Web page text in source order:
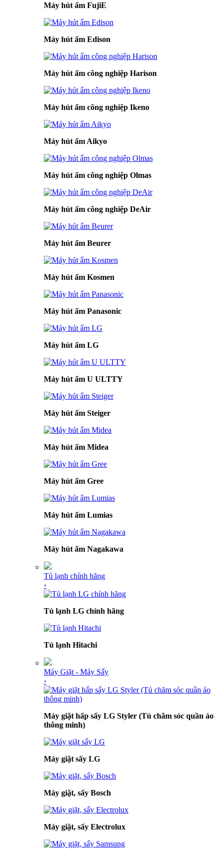
Máy hút ẩm FujiE
Máy hút ẩm Edison
Máy hút ẩm công nghiệp Harison
Máy hút ẩm công nghiệp Ikeno
Máy hút ẩm Aikyo
Máy hút ẩm công nghiệp Olmas
Máy hút ẩm công nghiệp DeAir
Máy hút ẩm Beurer
Máy hút ẩm Kosmen
Máy hút ẩm Panasonic
Máy hút ẩm LG
Máy hút ẩm U ULTTY
Máy hút ẩm Steiger
Máy hút ẩm Midea
Máy hút ẩm Gree
Máy hút ẩm Lumias
Máy hút ẩm Nagakawa
Tủ lạnh chính hãng
›
Tủ lạnh LG chính hãng
Tủ lạnh Hitachi
Máy Giặt - Máy Sấy
›
Máy giặt hấp sấy LG Styler (Tủ chăm sóc quần áo
thông minh)
Máy giặt sấy LG
Máy giặt, sấy Bosch
Máy giặt, sấy Electrolux